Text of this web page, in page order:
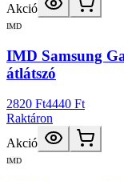
Akció
IMD
IMD Samsung
átlátszó
2820 Ft4440 Ft
Raktáron
Akció
IMD